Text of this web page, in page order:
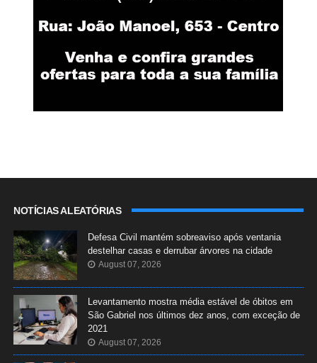
NOTÍCIAS ALEATÓRIAS
Defesa Civil mantém sobreaviso após ventania
destelhar casas e derrubar árvores na cidade
August 07, 2026
Levantamento mostra média estável de óbitos em
São Gabriel nos últimos dez anos, com exceção de
2021
August 07, 2026